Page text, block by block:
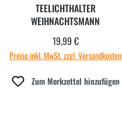
TEELICHTHALTER
WEIHNACHTSMANN
Regulärer Preis:
19,99 €
Preise inkl. MwSt. zzgl. Versandkosten
Zum Merkzettel hinzufügen